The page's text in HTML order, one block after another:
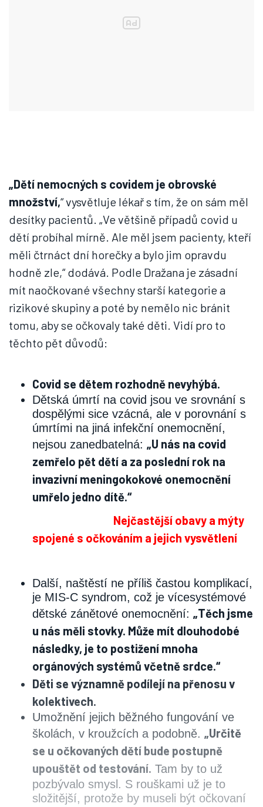
„Dětí nemocných s covidem je obrovské
množství,“ vysvětluje lékař s tím, že on sám měl
desítky pacientů. „Ve většině případů covid u
dětí probíhal mírně. Ale měl jsem pacienty, kteří
měli čtrnáct dní horečky a bylo jim opravdu
hodně zle,“ dodává. Podle Dražana je zásadní
mít naočkované všechny starší kategorie a
rizikové skupiny a poté by nemělo nic bránit
tomu, aby se očkovaly také děti. Vidí pro to
těchto pět důvodů:
Covid se dětem rozhodně nevyhýbá.
Dětská úmrtí na covid jsou ve srovnání s
dospělými sice vzácná, ale v porovnání s
úmrtími na jiná infekční onemocnění,
nejsou zanedbatelná: „U nás na covid
zemřelo pět dětí a za poslední rok na
invazivní meningokokové onemocnění
umřelo jedno dítě.“
Nejčastější obavy a mýty
spojené s očkováním a jejich vysvětlení
Další, naštěstí ne příliš častou komplikací,
je MIS-C syndrom, což je vícesystémové
dětské zánětové onemocnění: „Těch jsme
u nás měli stovky. Může mít dlouhodobé
následky, je to postižení mnoha
orgánových systémů včetně srdce.“
Děti se významně podílejí na přenosu v
kolektivech.
Umožnění jejich běžného fungování ve
školách, v kroužcích a podobně. „Určitě
se u očkovaných dětí bude postupně
upouštět od testování. Tam by to už
pozbývalo smysl. S rouškami už je to
složitější, protože by museli být očkovaní